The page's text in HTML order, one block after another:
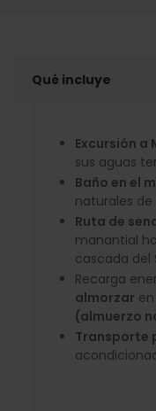
Qué incluye
Excursión a
sus aguas
Baño en el
naturales de
Ruta de
manantial
cascada del
Recarga
almorzar
(almuerzo
Transporte